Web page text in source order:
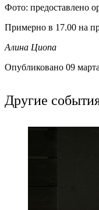
Фото: предоставлено
Примерно в 17.00 на
Алина Циопа
Опубликовано 09
Другие